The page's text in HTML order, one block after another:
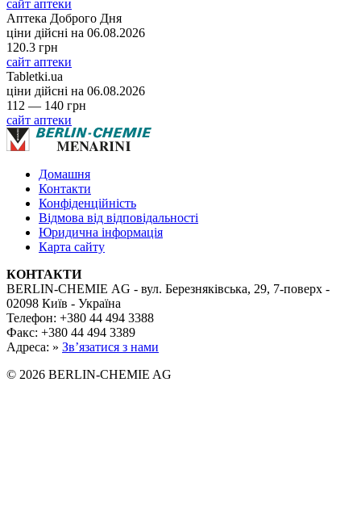
сайт аптеки
Аптека Доброго Дня
ціни дійсні на 06.08.2026
120.3 грн
сайт аптеки
Tabletki.ua
ціни дійсні на 06.08.2026
112 — 140 грн
сайт аптеки
Домашня
Контакти
Конфіденційність
Відмова від відповідальності
Юридична інформація
Карта сайту
КОНТАКТИ
BERLIN-CHEMIE AG - вул. Березняківська, 29, 7-поверх -
02098 Київ - Україна
Телефон: +380 44 494 3388
Факс: +380 44 494 3389
Адреса: » Зв’язатися з нами
© 2026 BERLIN-CHEMIE AG